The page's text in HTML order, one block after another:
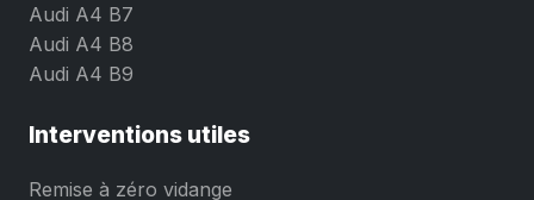
Audi A4 B7
Audi A4 B8
Audi A4 B9
Interventions utiles
Remise à zéro vidange